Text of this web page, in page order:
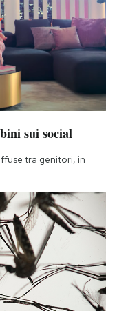
sui social
tra genitori, in